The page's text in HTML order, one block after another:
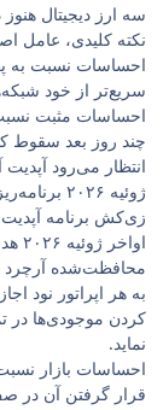
سه ارز دیجیتال
نکته کلیدی، عامل
احساسات نسبت به
سریع‌تر از خود
چند روز بعد سقوط
ژوئیه ۲۰۲۶ برنامه‌ریزی شده است، به بهبود احساسات بازار کمک کند.
زی‌کش برنامه آپدیت
کردن موجودی‌ها در
نماید.
قرار گرفتن آن در